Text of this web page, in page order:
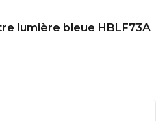
lumière bleue HBLF73A